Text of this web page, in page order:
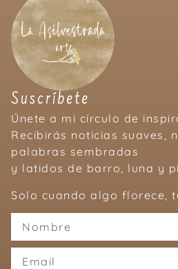
Suscríbete
Únete a mi círculo de
Recibirás noticias suaves,
palabras sembradas
y latidos de barro, luna y
Solo cuando algo florece,